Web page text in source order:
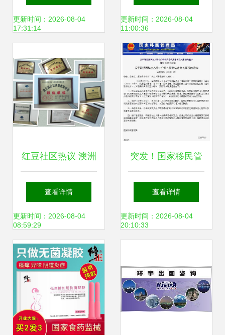
斗”因私出入境中介
更新时间：2026-08-04
17:31:14
更新时间：2026-08-04
11:00:36
红豆社区热议 澳洲
移民中介哪家好？
深度解析因私出入
境中介服务的选择
查看详情
更新时间：2026-08-04
08:59:29
突发！国家移民管
理局停止因私出入
境中介资格认定，
查看详情
更新时间：2026-08-04
20:10:33